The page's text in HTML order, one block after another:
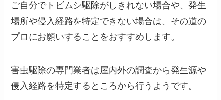
ご自分でトビムシ駆除がしきれない場合や、発生
場所や侵入経路を特定できない場合は、その道の
プロにお願いすることをおすすめします。
害虫駆除の専門業者は屋内外の調査から発生源や
侵入経路を特定するところから行うようです。